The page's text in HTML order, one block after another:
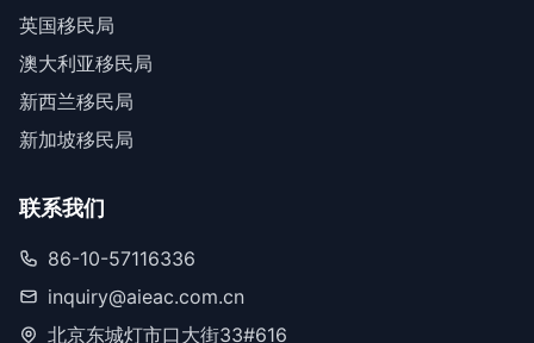
英国移民局
澳大利亚移民局
新西兰移民局
新加坡移民局
联系我们
86-10-57116336
inquiry@aieac.com.cn
北京东城灯市口大街33#616